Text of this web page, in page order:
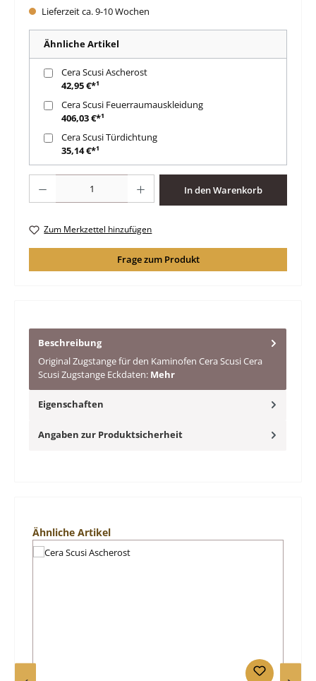
Lieferzeit ca. 9-10 Wochen
Ähnliche Artikel
Cera Scusi Ascherost
42,95 €*¹
Cera Scusi Feuerraumauskleidung
406,03 €*¹
Cera Scusi Türdichtung
35,14 €*¹
Produkt Anzahl: Gib den gewünschten Wert ein oder benutze die
In den Warenkorb
Zum Merkzettel hinzufügen
Frage zum Produkt
Beschreibung
Original Zugstange für den Kaminofen Cera Scusi Cera
Scusi Zugstange Eckdaten: Mehr
Eigenschaften
Angaben zur Produktsicherheit
Produktgalerie überspringen
Ähnliche Artikel